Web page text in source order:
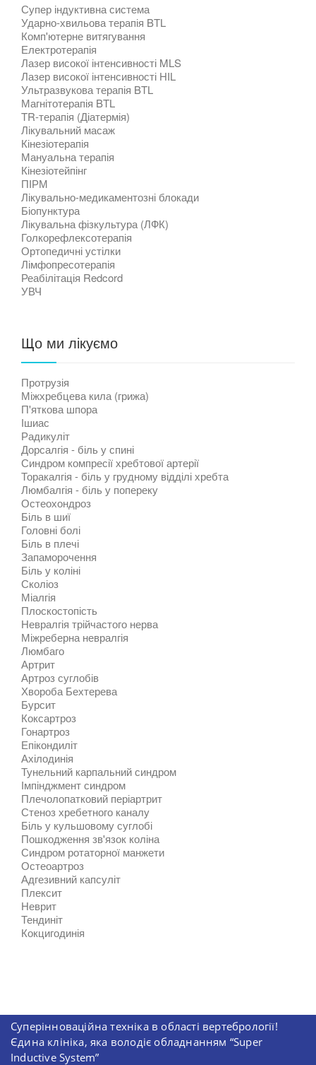
Супер індуктивна система
Ударно-хвильова терапія BTL
Комп'ютерне витягування
Електротерапія
Лазер високої інтенсивності MLS
Лазер високої інтенсивності HIL
Ультразвукова терапія BTL
Магнітотерапія BTL
TR-терапія (Діатермія)
Лікувальний масаж
Кінезіотерапія
Мануальна терапія
Кінезіотейпінг
ПІРМ
Лікувально-медикаментозні блокади
Біопунктура
Лікувальна фізкультура (ЛФК)
Голкорефлексотерапія
Ортопедичні устілки
Лімфопресотерапія
Реабілітація Redcord
УВЧ
Що ми лікуємо
Протрузія
Міжхребцева кила (грижа)
П'яткова шпора
Ішиас
Радикуліт
Дорсалгія - біль у спині
Синдром компресії хребтової артерії
Торакалгія - біль у грудному відділі хребта
Люмбалгія - біль у попереку
Остеохондроз
Біль в шиї
Головні болі
Біль в плечі
Запаморочення
Біль у коліні
Сколіоз
Міалгія
Плоскостопість
Невралгія трійчастого нерва
Міжреберна невралгія
Люмбаго
Артрит
Артроз суглобів
Хвороба Бехтерева
Бурсит
Коксартроз
Гонартроз
Епікондиліт
Ахілодинія
Тунельний карпальний синдром
Імпінджмент синдром
Плечолопатковий періартрит
Стеноз хребетного каналу
Біль у кульшовому суглобі
Пошкодження зв'язок коліна
Синдром ротаторної манжети
Остеоартроз
Адгезивний капсуліт
Плексит
Неврит
Тендиніт
Кокцигодинія
Суперінноваційна техніка в області вертебрології!
Єдина клініка, яка володіє обладнанням “Super
Inductive System”